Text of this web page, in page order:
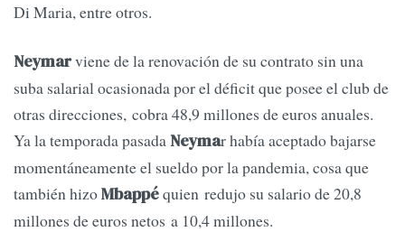
Di Maria, entre otros.
Neymarviene de la renovación de su contrato sin una
suba salarial ocasionada por el déficit que posee el club de
otras direcciones, cobra 48,9 millones de euros anuales.
Ya la temporada pasadaNeymar había aceptado bajarse
momentáneamente el sueldo por la pandemia, cosa que
también hizoMbappéquien redujo su salario de 20,8
millones de euros netos a 10,4 millones.